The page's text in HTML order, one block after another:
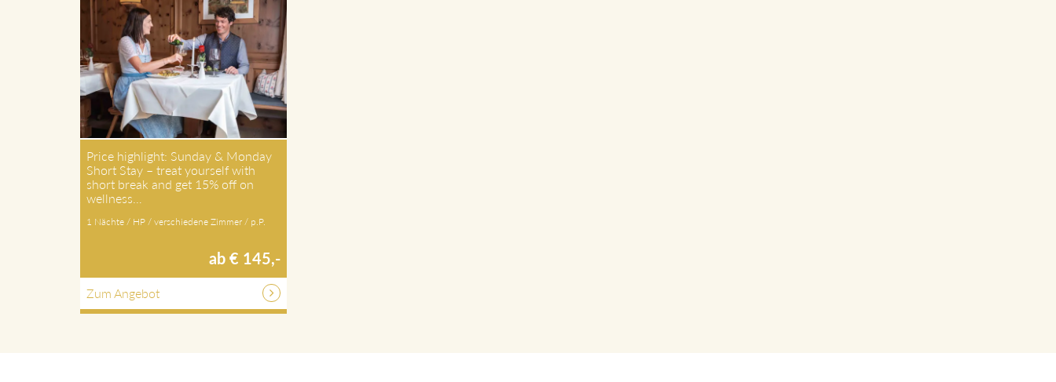
Price highlight: Sunday & Monday
Short Stay – treat yourself with
short break and get 15% off on
wellness…
1 Nächte / HP / verschiedene Zimmer / p.P.
ab € 145,-
Zum Angebot